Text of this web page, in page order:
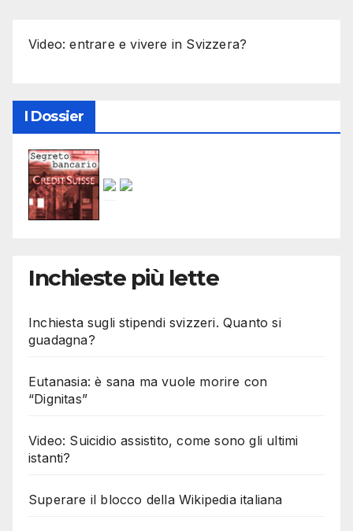
Video: entrare e vivere in Svizzera?
I Dossier
Inchieste più lette
Inchiesta sugli stipendi svizzeri. Quanto si
guadagna?
Eutanasia: è sana ma vuole morire con
“Dignitas”
Video: Suicidio assistito, come sono gli ultimi
istanti?
Superare il blocco della Wikipedia italiana